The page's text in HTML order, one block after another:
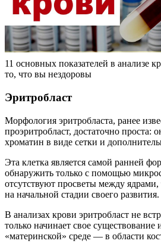
11 основных показателей в анализе
то, что вы нездоровы
Эритробласт
Морфология эритробласта, ранее
проэритробласт, достаточно проста:
хроматин в виде сетки и
Эта клетка является самой ранней
обнаружить только с помощью
отсутствуют просветы между ядрами,
на начальной стадии своего развития.
В анализах крови эритробласт не
только начинает свое существование
«материнской» среде — в области